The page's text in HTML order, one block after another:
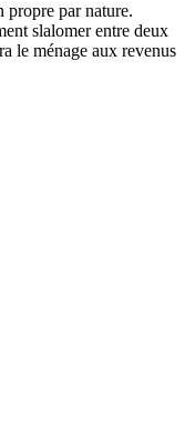
propre par nature.
slalomer entre deux
le ménage aux revenus